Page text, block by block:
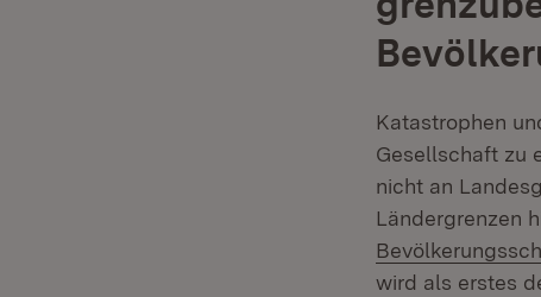
Katastrophen
Gesellschaft zu
nicht an
Ländergrenzen
wird als erstes